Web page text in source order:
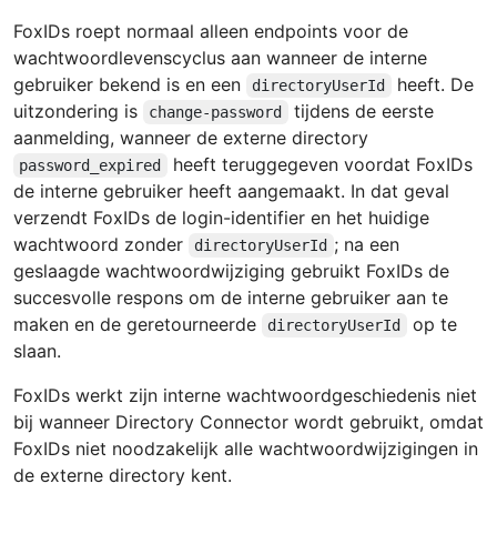
FoxIDs roept normaal alleen endpoints voor de
wachtwoordlevenscyclus aan wanneer de interne
gebruiker bekend is en een
directoryUserId
heeft. De
uitzondering is
change-password
tijdens de eerste
aanmelding, wanneer de externe directory
password_expired
heeft teruggegeven voordat FoxIDs
de interne gebruiker heeft aangemaakt. In dat geval
verzendt FoxIDs de login-identifier en het huidige
wachtwoord zonder
directoryUserId ; na een
geslaagde wachtwoordwijziging gebruikt FoxIDs de
succesvolle respons om de interne gebruiker aan te
maken en de geretourneerde
directoryUserId
op te
slaan.
FoxIDs werkt zijn interne wachtwoordgeschiedenis niet
bij wanneer Directory Connector wordt gebruikt, omdat
FoxIDs niet noodzakelijk alle wachtwoordwijzigingen in
de externe directory kent.